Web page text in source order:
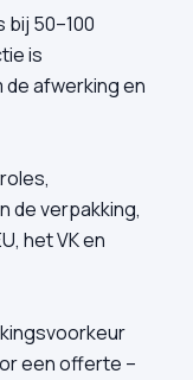
50–100
is
afwerking en
de verpakking,
het VK en
een offerte –